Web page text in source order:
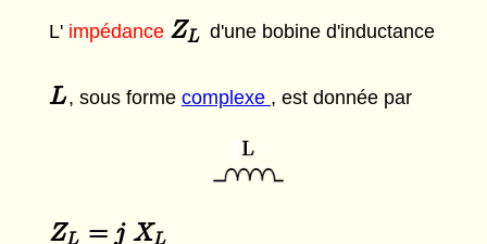
L'impédance ZL
ZL d'une bobine d'inductance
L
L , sous forme complexe , est donnée par
ZL = j XL
ZL= jXL